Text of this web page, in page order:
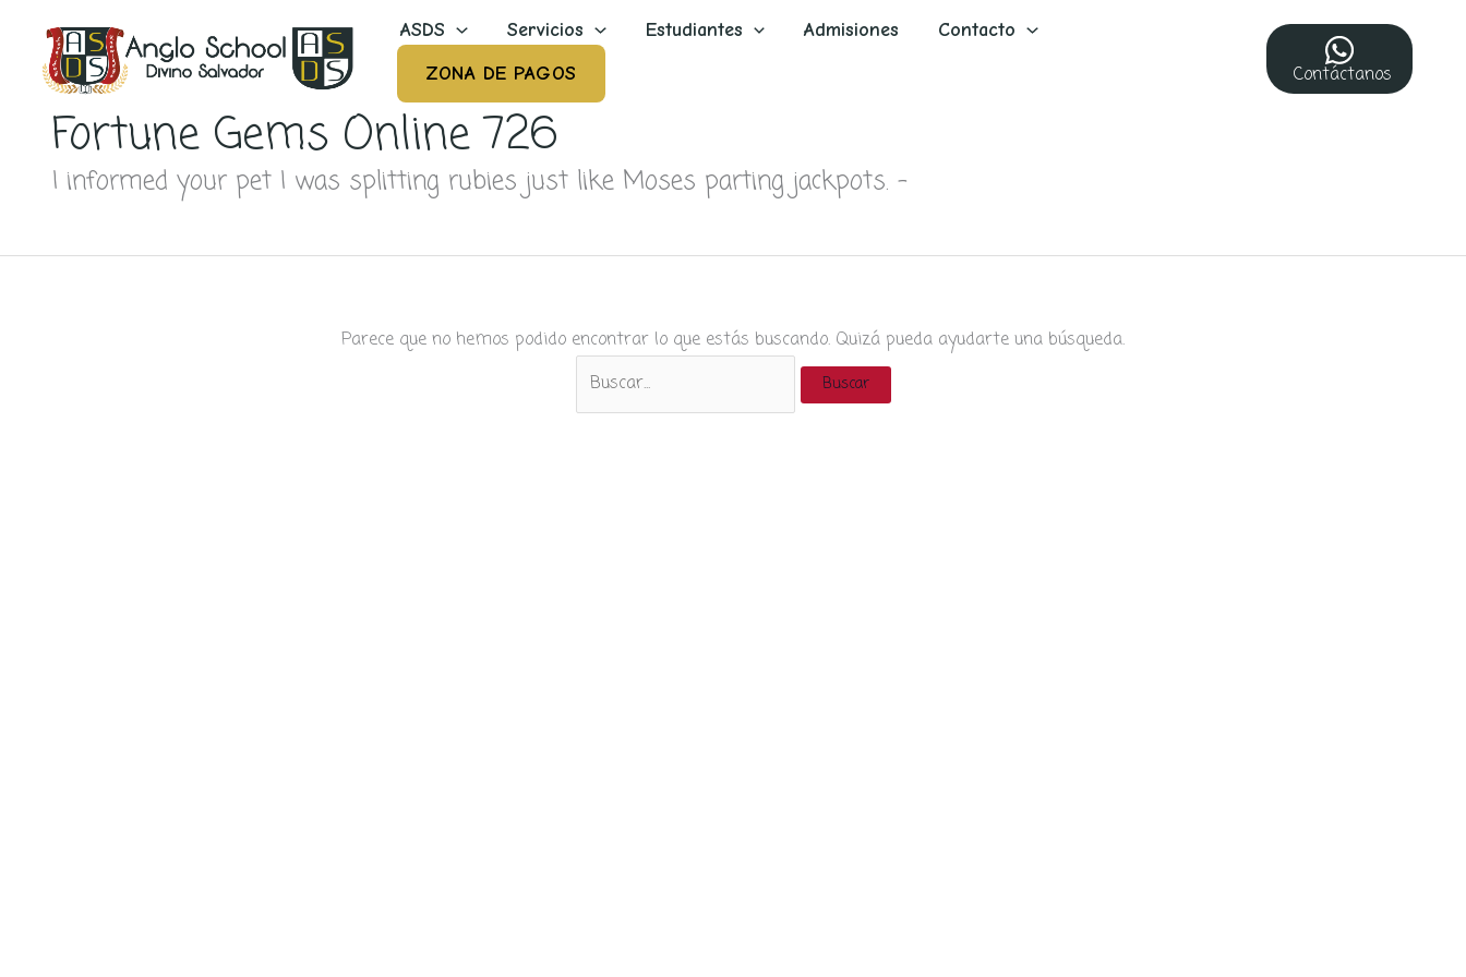
contenido
ASDS Servicios Estudiantes Admisiones
Contacto
ZONA DE PAGOS
Contáctanos
Fortune Gems Online 726
I informed your pet I was splitting rubies just like Moses parting jackpots. –
Parece que no hemos podido encontrar lo que estás buscando. Quizá pueda ayudarte una búsqueda.
Buscar